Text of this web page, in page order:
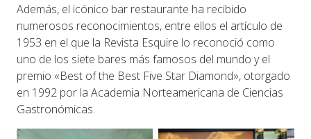
Además, el icónico bar restaurante ha recibido
numerosos reconocimientos, entre ellos el artículo de
1953 en el que la Revista Esquire lo reconoció como
uno de los siete bares más famosos del mundo y el
premio «Best of the Best Five Star Diamond», otorgado
en 1992 por la Academia Norteamericana de Ciencias
Gastronómicas.